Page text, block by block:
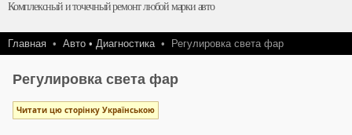
Комплексный и точечный ремонт любой марки авто
Главная • Авто • Диагностика• Регулировка света фар
Регулировка света фар
Читати цю сторінку Українською